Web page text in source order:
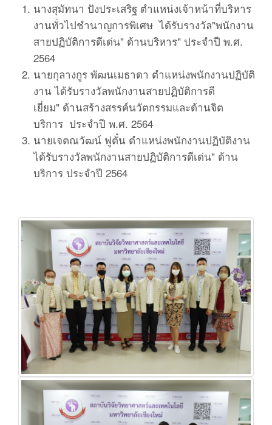
นางสุมัทนา ปังประเสริฐ ตำแหน่งเจ้าหน้าที่บริหาร
งานทั่วไปชำนาญการพิเศษ ได้รับรางวัล"พนักงาน
สายปฏิบัติการดีเด่น" ด้านบริหาร" ประจำปี พ.ศ.
2564
นายกุลางกูร พัฒนเมธาดา ตำแหน่งพนักงานปฏิบัติ
งาน ได้รับรางวัลพนักงานสายปฏิบัติการดี
เยี่ยม" ด้านสร้างสรรค์นวัตกรรมและด้านจิต
บริการ ประจำปี พ.ศ. 2564
นายเจตณวัฒน์ ฟูตั๋น ตำแหน่งพนักงานปฏิบัติงาน
ได้รับรางวัลพนักงานสายปฏิบัติการดีเด่น" ด้าน
บริการ ประจำปี 2564